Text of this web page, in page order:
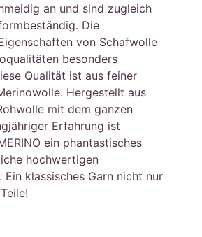
an und sind zugleich
Die
von Schafwolle
besonders
Qualität ist aus feiner
Hergestellt aus
mit dem ganzen
Erfahrung ist
ein phantastisches
hochwertigen
Ein klassisches Garn nicht nur